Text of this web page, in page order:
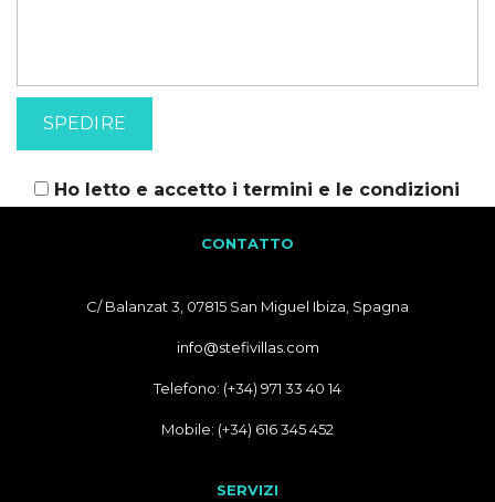
Ho letto e accetto i termini e le condizioni
CONTATTO
C/ Balanzat 3, 07815 San Miguel Ibiza, Spagna
info@stefivillas.com
Telefono: (+34) 971 33 40 14
Mobile: (+34) 616 345 452
SERVIZI